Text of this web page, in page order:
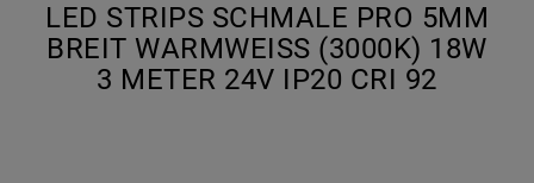
LED STRIPS SCHMALE PRO 5MM
BREIT WARMWEISS (3000K) 18W 3
METER 24V IP20 CRI 92